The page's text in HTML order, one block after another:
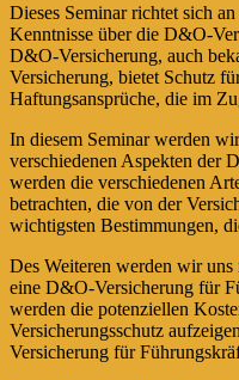
Dieses Seminar richtet sich
Kenntnisse über die D&O-
D&O-Versicherung, auch
Versicherung, bietet Schutz
Haftungsansprüche, die im
In diesem Seminar werden
verschiedenen Aspekten der
werden die verschiedenen
betrachten, die von der
wichtigsten Bestimmungen,
Des Weiteren werden wir
eine D&O-Versicherung für
werden die potenziellen
Versicherungsschutz
Versicherung für